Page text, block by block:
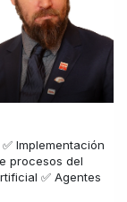
Implementación
procesos del
✅ Agentes